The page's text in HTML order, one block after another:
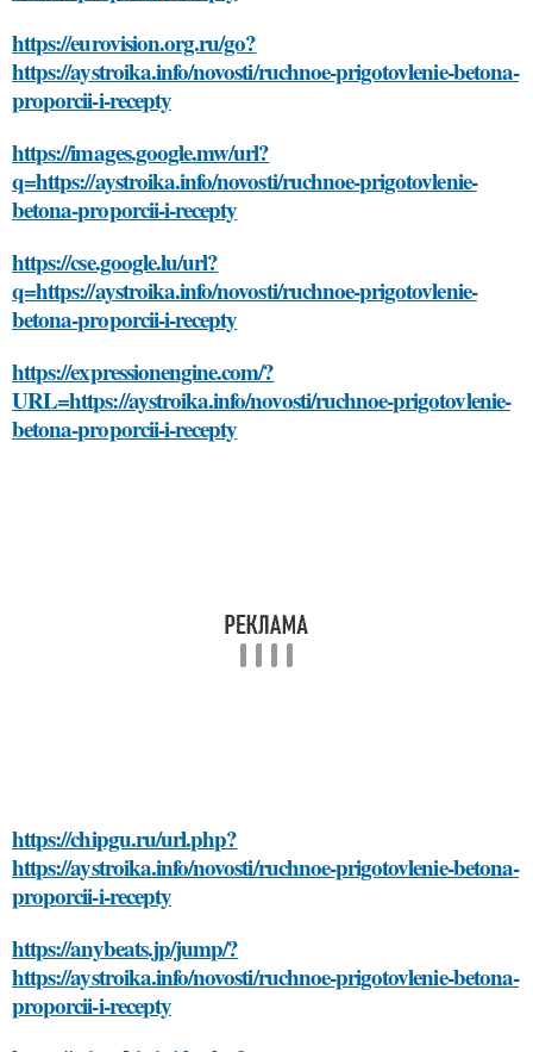
https://eurovision.org.ru/go?
https://aystroika.info/novosti/ruchnoe-prigotovlenie-betona-
proporcii-i-recepty
https://images.google.mw/url?
q=https://aystroika.info/novosti/ruchnoe-prigotovlenie-
betona-proporcii-i-recepty
https://cse.google.lu/url?
q=https://aystroika.info/novosti/ruchnoe-prigotovlenie-
betona-proporcii-i-recepty
https://expressionengine.com/?
URL=https://aystroika.info/novosti/ruchnoe-prigotovlenie-
betona-proporcii-i-recepty
https://chipgu.ru/url.php?
https://aystroika.info/novosti/ruchnoe-prigotovlenie-betona-
proporcii-i-recepty
https://anybeats.jp/jump/?
https://aystroika.info/novosti/ruchnoe-prigotovlenie-betona-
proporcii-i-recepty